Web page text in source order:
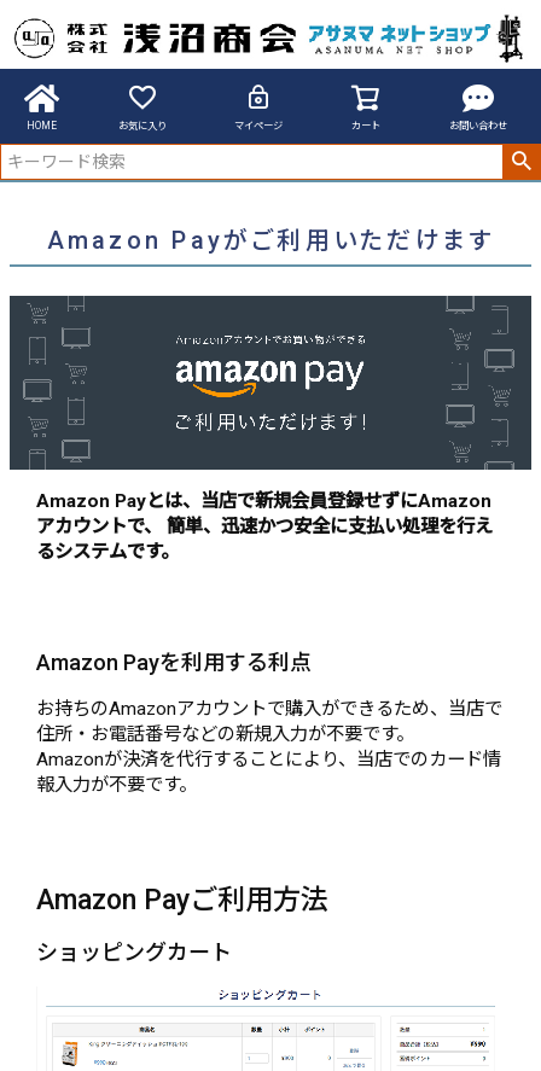
HOME お気に入り マイページ カート お問い合わせ
アサヌマネットショップ
Amazon Payがご利用いただけます
Amazon Payとは、当店で新規会員登録せずにAmazon
アカウントで、 簡単、迅速かつ安全に支払い処理を行え
るシステムです。
Amazon Payを利用する利点
お持ちのAmazonアカウントで購入ができるため、当店で
住所・お電話番号などの新規入力が不要です。
Amazonが決済を代行することにより、当店でのカード情
報入力が不要です。
Amazon Payご利用方法
ショッピングカート